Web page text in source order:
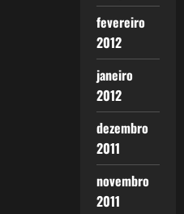
fevereiro
2012
janeiro
2012
dezembro
2011
novembro
2011